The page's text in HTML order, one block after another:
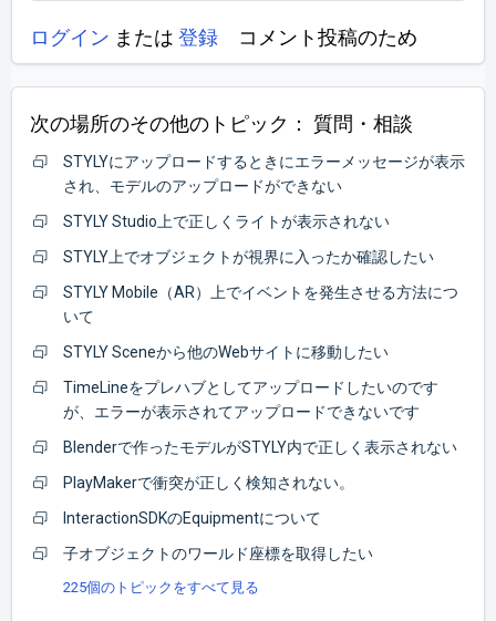
ログイン または 登録 コメント投稿のため
次の場所のその他のトピック： 質問・相談
STYLYにアップロードするときにエラーメッセージが表示
され、モデルのアップロードができない
STYLY Studio上で正しくライトが表示されない
STYLY上でオブジェクトが視界に入ったか確認したい
STYLY Mobile（AR）上でイベントを発生させる方法につ
いて
STYLY Sceneから他のWebサイトに移動したい
TimeLineをプレハブとしてアップロードしたいのです
が、エラーが表示されてアップロードできないです
Blenderで作ったモデルがSTYLY内で正しく表示されない
PlayMakerで衝突が正しく検知されない。
InteractionSDKのEquipmentについて
子オブジェクトのワールド座標を取得したい
225個のトピックをすべて見る